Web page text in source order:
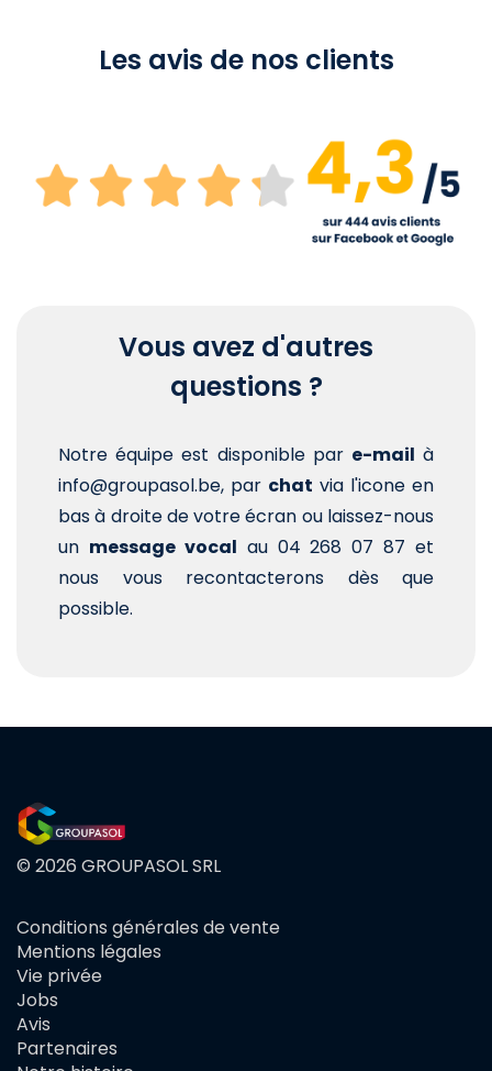
Les avis de nos clients
Vous avez d'autres
questions ?
Notre équipe est disponible par e-mail à
info@groupasol.be, par chat via l'icone en
bas à droite de votre écran ou laissez-nous
un message vocal au 04 268 07 87 et
nous vous recontacterons dès que
possible.
© 2026 GROUPASOL SRL
FOOTER
MENU
Conditions générales de vente
Mentions légales
Vie privée
Jobs
Avis
Partenaires